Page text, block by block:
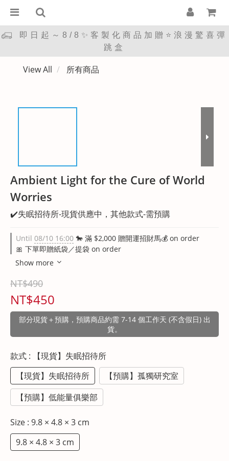
即日起～8/8✨客製化商品加贈⭐浪漫驚喜彈
跳盒
View All 所有商品
Ambient Light for the Cure of World
Worries
✔️失眠招待所-現貨供應中，其他款式-需預購
Until 08/10 16:00 🐎 滿 $2,000 贈開運招財馬💰 on order
🎀 下單即贈紙袋／提袋 on order
Show more
NT$490
NT$450
部分現貨＋預購，預購商品約需 7-14 個工作天 (不含假日) 出
貨。
款式 : 【現貨】失眠招待所
【現貨】失眠招待所
【預購】孤獨研究室
【預購】低能量俱樂部
Size : 9.8 × 4.8 × 3 cm
9.8 × 4.8 × 3 cm